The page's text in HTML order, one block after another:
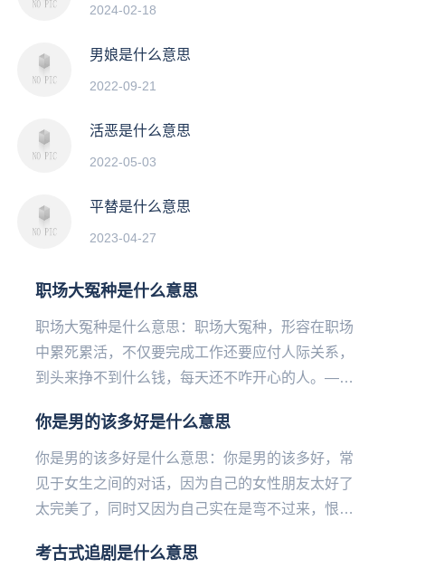
2024-02-18
男娘是什么意思
2022-09-21
活恶是什么意思
2022-05-03
平替是什么意思
2023-04-27
职场大冤种是什么意思
职场大冤种是什么意思：职场大冤种，形容在职场
中累死累活，不仅要完成工作还要应付人际关系，
到头来挣不到什么钱，每天还不咋开心的人。——
你是男的该多好是什么意思
你是男的该多好是什么意思：你是男的该多好，常
见于女生之间的对话，因为自己的女性朋友太好了
太完美了，同时又因为自己实在是弯不过来，恨夭
多好！——微博@语文指挥...
考古式追剧是什么意思